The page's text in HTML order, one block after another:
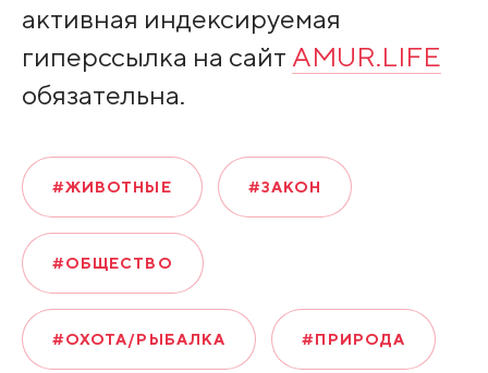
активная индексируемая
гиперссылка на сайт AMUR.LIFE
обязательна.
#ЖИВОТНЫЕ #ЗАКОН
#ОБЩЕСТВО
#ОХОТА/РЫБАЛКА #ПРИРОДА